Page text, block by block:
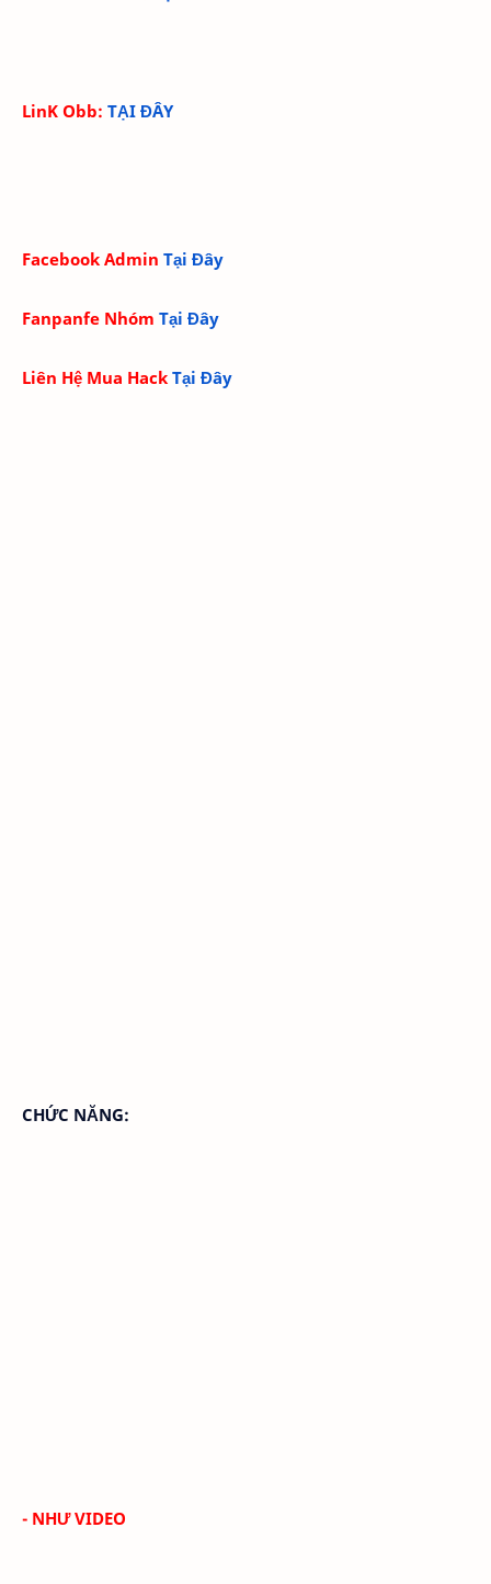
LinK Obb: TẠI ĐÂY
Facebook Admin Tại Đây
Fanpanfe Nhóm Tại Đây
Liên Hệ Mua Hack Tại Đây
CHỨC NĂNG:
- NHƯ VIDEO